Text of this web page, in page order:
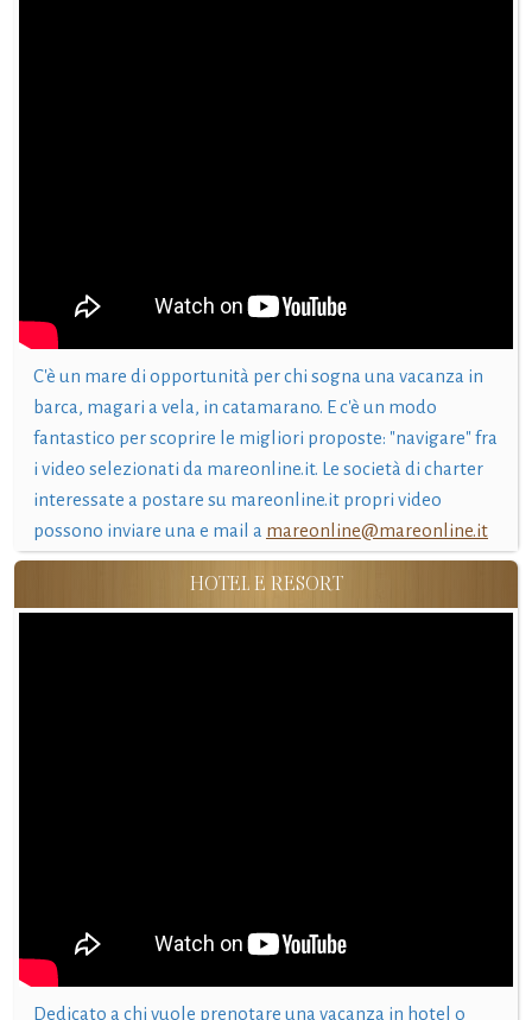
C'è un mare di opportunità per chi sogna una vacanza in
barca, magari a vela, in catamarano. E c'è un modo
fantastico per scoprire le migliori proposte: "navigare" fra
i video selezionati da mareonline.it. Le società di charter
interessate a postare su mareonline.it propri video
possono inviare una e mail a mareonline@mareonline.it
HOTEL E RESORT
Dedicato a chi vuole prenotare una vacanza in hotel o